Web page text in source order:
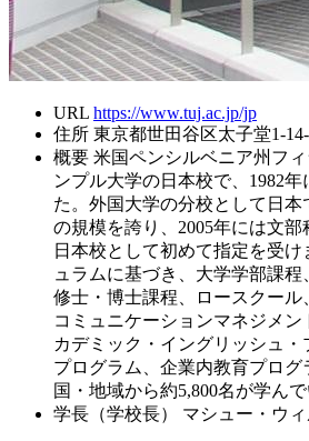
URL https://www.tuj.ac.jp/jp
住所 東京都世田谷区太子堂1-
概要 米国ペンシルベニア州フ
ンプル大学の日本校で、1982
た。外国大学の分校として日
の規模を誇り、2005年には文
日本校として初めて指定を受
ュラムに基づき、大学学部課
修士・博士課程、ロースクール
コミュニケーションマネジメ
カデミック・イングリッシュ
プログラム、企業内教育プログ
国・地域から約5,800名が学んで
学長（学校長）
マシュー・ウ